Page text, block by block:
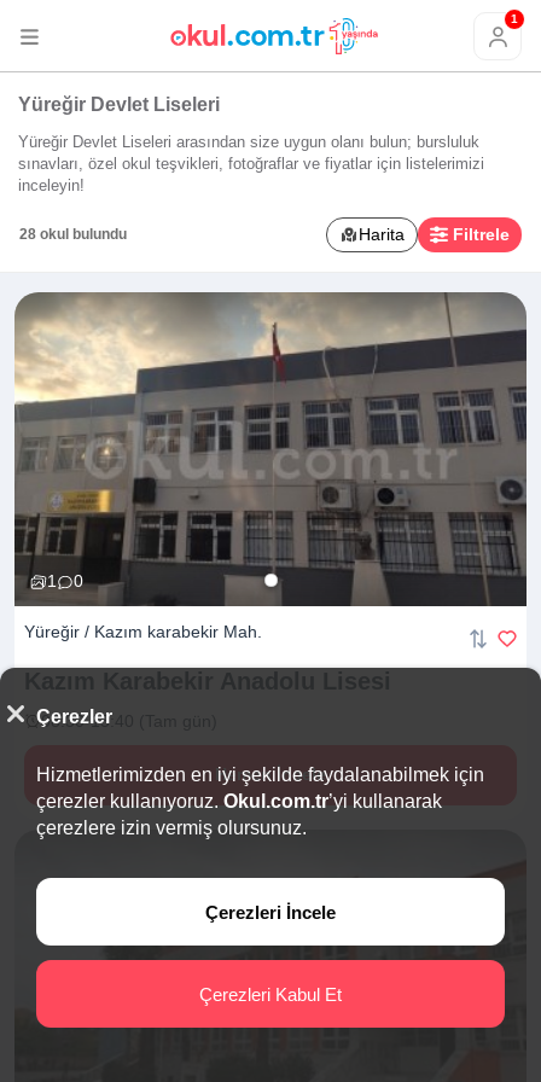
1
Yüreğir Devlet Liseleri
Yüreğir Devlet Liseleri arasından size uygun olanı bulun; bursluluk
sınavları, özel okul teşvikleri, fotoğraflar ve fiyatlar için listelerimizi
inceleyin!
28 okul bulundu Harita Filtrele
1 0
Yüreğir / Kazım karabekir Mah.
08:30-15:40 (Tam gün)
Hemen İncele
Çerezler
Hizmetlerimizden en iyi şekilde faydalanabilmek için
çerezler kullanıyoruz. Okul.com.tr’yi kullanarak
çerezlere izin vermiş olursunuz.
Çerezleri İncele
Çerezleri Kabul Et